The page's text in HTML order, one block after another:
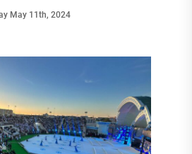
May 11th, 2024